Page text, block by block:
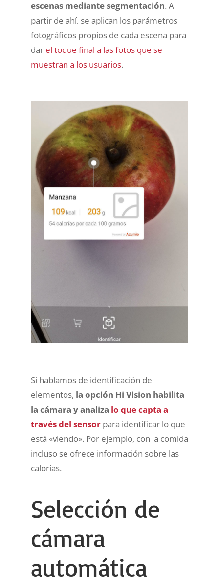
escenas mediante segmentación. A
partir de ahí, se aplican los parámetros
fotográficos propios de cada escena para
dar el toque final a las fotos que se
muestran a los usuarios.
Si hablamos de identificación de
elementos, la opción Hi Vision habilita
la cámara y analiza lo que capta a
través del sensorpara identificar lo que
está «viendo». Por ejemplo, con la comida
incluso se ofrece información sobre las
calorías.
Selección de
cámara
automática